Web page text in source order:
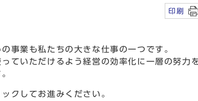
印刷
事業も私たちの大きな仕事の一つです。
ていただけるよう経営の効率化に一層の努力
クしてお進みください。